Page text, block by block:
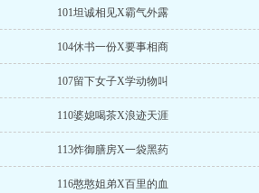
101坦诚相见X霸气外露
104休书一份X要事相商
107留下女子X学动物叫
110婆媳喝茶X浪迹天涯
113炸御膳房X一袋黑药
116憨憨姐弟X百里的血